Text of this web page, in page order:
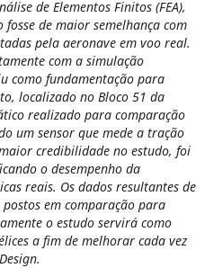
de Elementos Finitos (FEA),
de maior semelhança com
pela aeronave em voo real.
com a simulação
como fundamentação para
localizado no Bloco 51 da
realizado para comparação
um sensor que mede a tração
credibilidade no estudo, foi
o desempenho da
reais. Os dados resultantes de
postos em comparação para
o estudo servirá como
a fim de melhorar cada vez